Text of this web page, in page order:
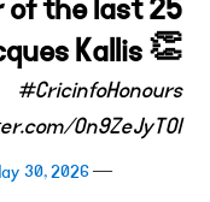
the last 25
Kallis 👏
#CricinfoHonours
On9ZeJyTOl
— ESPNcricinfo (@ESPNcricinfo)
30, 2026